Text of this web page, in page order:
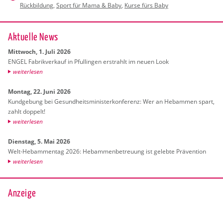
Rückbildung, Sport für Mama & Baby, Kurse fürs Baby
Ak­tu­el­le News
Mitt­woch, 1. Juli 2026
ENGEL Fa­brik­ver­kauf in Pful­lin­gen er­strahlt im neuen Look
wei­ter­le­sen
Mon­tag, 22. Juni 2026
Kund­ge­bung bei Ge­sund­heits­mi­nis­ter­kon­fe­renz: Wer an Heb­am­men spart,
zahlt dop­pelt!
wei­ter­le­sen
Diens­tag, 5. Mai 2026
Welt-Heb­am­men­tag 2026: Heb­am­men­be­treu­ung ist ge­leb­te Prä­ven­ti­on
wei­ter­le­sen
Anzeige